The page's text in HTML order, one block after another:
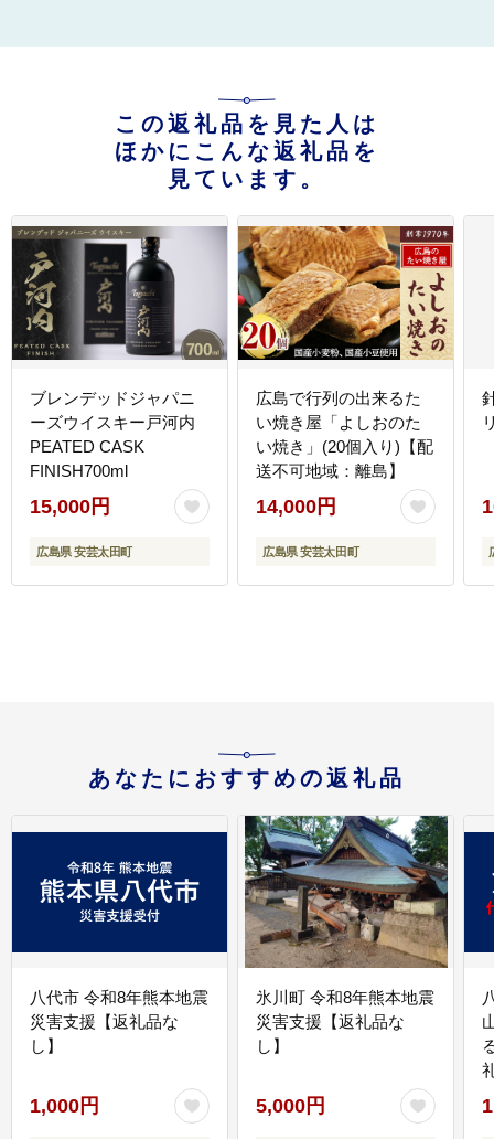
この返礼品を見た人は
ほかにこんな返礼品を
見ています。
ブレンデッドジャパニ
ーズウイスキー戸河内
PEATED CASK
FINISH700ml
15,000円
広島県 安芸太田町
広島で行列の出来るた
い焼き屋「よしおのた
い焼き」(20個入り)【配
送不可地域：離島】
14,000円
広島県 安芸太田町
あなたにおすすめの返礼品
八代市 令和8年熊本地震
災害支援【返礼品な
し】
1,000円
氷川町 令和8年熊本地震
災害支援【返礼品な
し】
5,000円